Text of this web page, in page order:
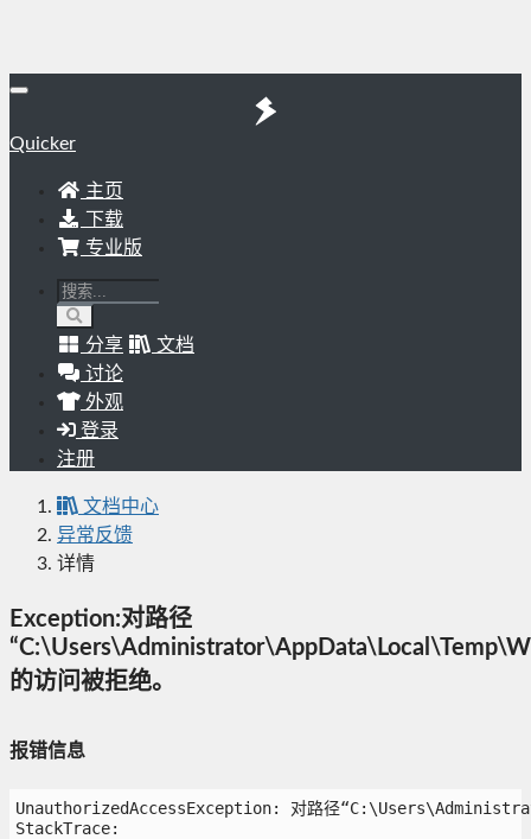
Quicker
主页
下载
专业版
分享
文档
讨论
外观
登录
注册
文档中心
异常反馈
详情
Exception:对路径
的访问被拒绝。
报错信息
UnauthorizedAccessException: 对路径
StackTrace: